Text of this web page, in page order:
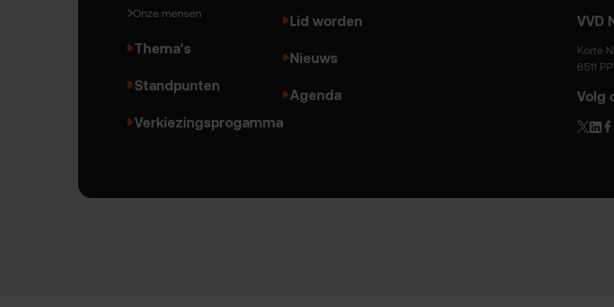
Onze mensen
Thema's
Standpunten
Verkiezingsprogamma
Lid worden
Nieuws
Agenda
VVD
Korte
6511
Volg